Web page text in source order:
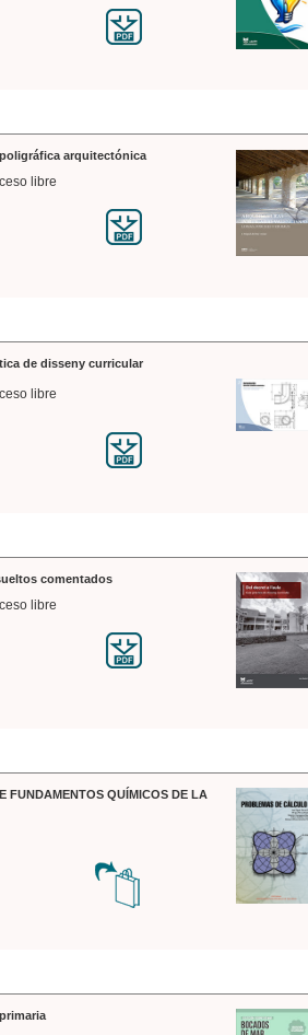
arquitectónica
libre
de disseny curricular
libre
comentados
libre
FUNDAMENTOS QUÍMICOS DE LA